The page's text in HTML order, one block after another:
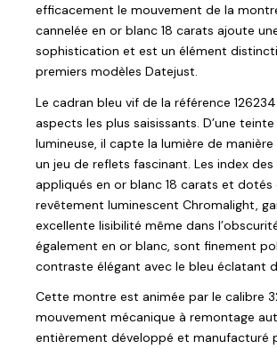
efficacement le mouvement de la
cannelée en or blanc 18 carats ajoute
sophistication et est un élément
premiers modèles Datejust.
Le cadran bleu vif de la référence
aspects les plus saisissants. D’une
lumineuse, il capte la lumière de
un jeu de reflets fascinant. Les index
appliqués en or blanc 18 carats et dotés
revêtement luminescent Chromalight,
excellente lisibilité même dans
également en or blanc, sont finement
contraste élégant avec le bleu éclatant
Cette montre est animée par le calibre
mouvement mécanique à remontage
entièrement développé et manufacturé